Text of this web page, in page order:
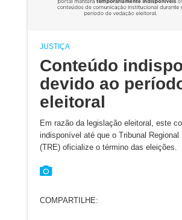
JUSTIÇA
Conteúdo
devido ao
eleitoral
Em razão da legislação eleitoral, este
indisponível até que o Tribunal Regional
(TRE) oficialize o término das eleições.
COMPARTILHE: